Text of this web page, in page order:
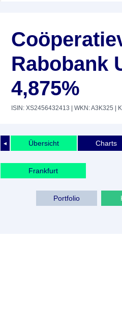
Rabobank
4,875%
ISIN: XS2456432413 | WKN: A3K325 |
◄ Übersicht Charts
Frankfurt
Portfolio